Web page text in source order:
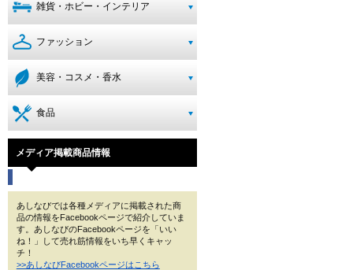
雑貨・ホビー・インテリア
ファッション
美容・コスメ・香水
食品
メディア掲載商品情報
あしなびでは各種メディアに掲載された商
品の情報をFacebookページで紹介していま
す。あしなびのFacebookページを「いい
ね！」して売れ筋情報をいち早くキャッ
チ！
>>あしなびFacebookページはこちら